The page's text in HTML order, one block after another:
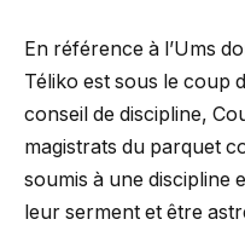
En référence à l’Ums
Téliko est sous le coup
conseil de discipline,
magistrats du parquet
soumis à une discipline
leur serment et être